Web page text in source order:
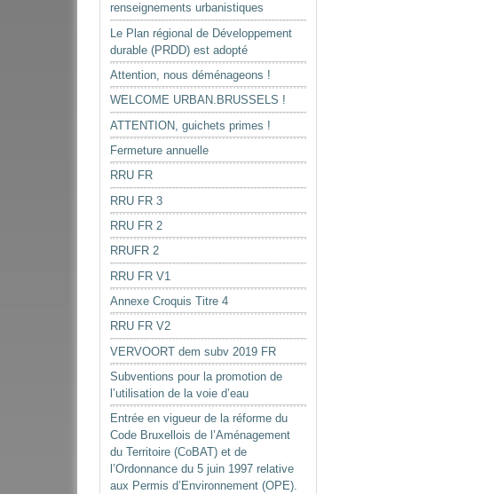
renseignements urbanistiques
Le Plan régional de Développement
durable (PRDD) est adopté
Attention, nous déménageons !
WELCOME URBAN.BRUSSELS !
ATTENTION, guichets primes !
Fermeture annuelle
RRU FR
RRU FR 3
RRU FR 2
RRUFR 2
RRU FR V1
Annexe Croquis Titre 4
RRU FR V2
VERVOORT dem subv 2019 FR
Subventions pour la promotion de
l’utilisation de la voie d’eau
Entrée en vigueur de la réforme du
Code Bruxellois de l’Aménagement
du Territoire (CoBAT) et de
l’Ordonnance du 5 juin 1997 relative
aux Permis d’Environnement (OPE).